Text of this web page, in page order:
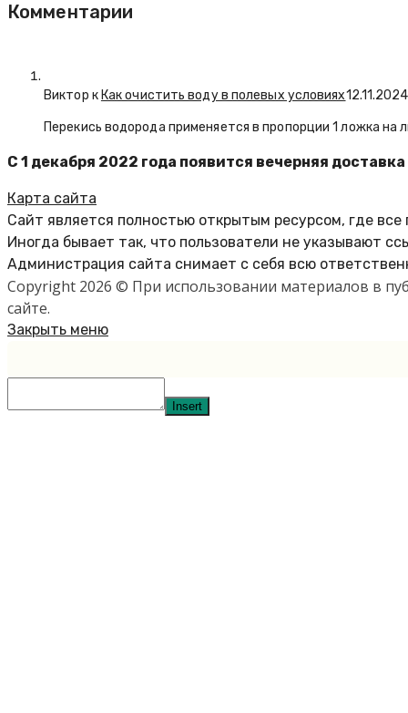
Комментарии
Виктор кКак очистить воду в полевых условиях12.11.2024
Перекись водорода применяется в пропорции 1 ложка
С 1 декабря 2022 года появится вечерняя доставка
Карта сайта
Сайт является полностью открытым ресурсом, где
Иногда бывает так, что пользователи не указывают
Администрация сайта снимает с себя всю
Copyright 2026 © При использовании материалов в
сайте.
Закрыть меню
Insert